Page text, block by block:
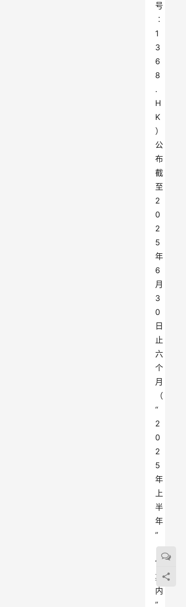
号
︰
1
3
6
8
.
H
K
）
公
布
截
至
2
0
2
5
年
6
月
3
0
日
止
六
个
月
（
“
2
0
2
5
年
上
半
年
”
，
“
期
内
”